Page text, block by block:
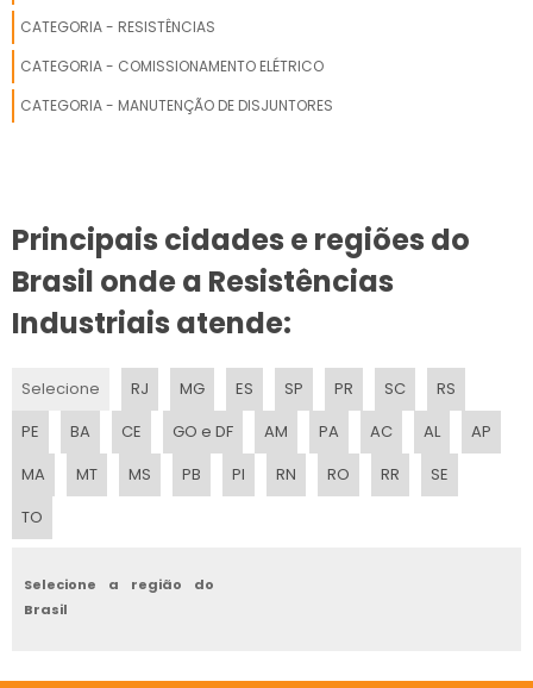
CATEGORIA - RESISTÊNCIAS
CATEGORIA - COMISSIONAMENTO ELÉTRICO
CATEGORIA - MANUTENÇÃO DE DISJUNTORES
Principais cidades e regiões do
Brasil onde a Resistências
Industriais atende:
Selecione RJ MG ES SP PR SC
RS
PE
BA CE GO e DF AM PA AC AL
AP
MA
MT MS PB PI RN RO RR
SE
TO
Selecione a região do
Brasil